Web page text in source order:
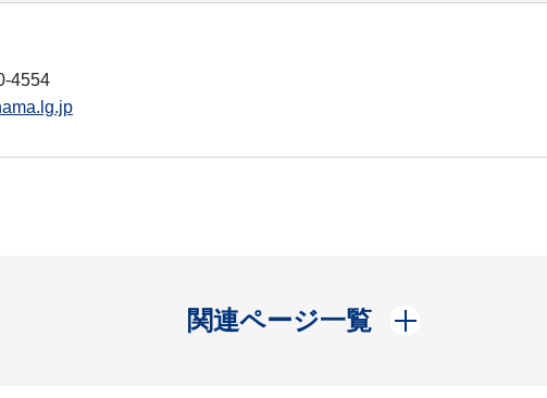
4554
関連ページ一覧
開く